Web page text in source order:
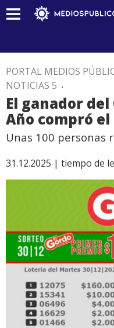
PORTAL MEDIOS
NOTICIAS 5 .
El ganador del
Año compró
Unas 100 personas
31.12.2025 | tiempo de